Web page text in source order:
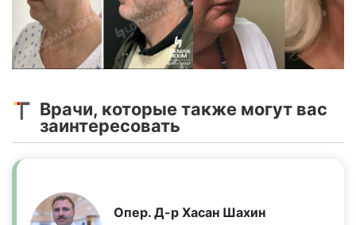
Врачи, которые также могут вас
заинтересовать
Опер. Д-р Хасан Шахин